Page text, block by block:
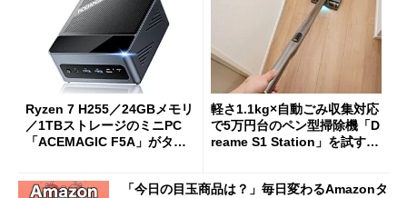
Ryzen 7 H255／24GBメモリ
／1TBストレージのミニPC
「ACEMAGIC F5A」がタイ
軽さ1.1kg×自動ごみ収集対応
で5万円台のペン型掃除機「D
reame S1 Station」を試す
「今日の目玉商品は？」毎日変わるAmazonタ